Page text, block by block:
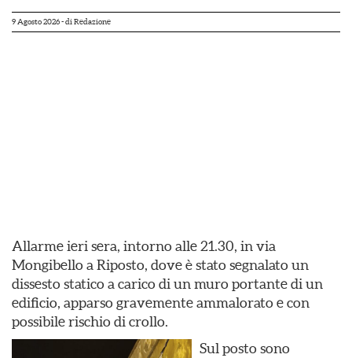
9 Agosto 2026- di Redazione
Allarme ieri sera, intorno alle 21.30, in via
Mongibello a Riposto, dove è stato segnalato un
dissesto statico a carico di un muro portante di un
edificio, apparso gravemente ammalorato e con
possibile rischio di crollo.
Sul posto sono